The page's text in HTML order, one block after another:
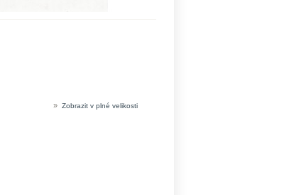
» Zobrazit v plné velikosti